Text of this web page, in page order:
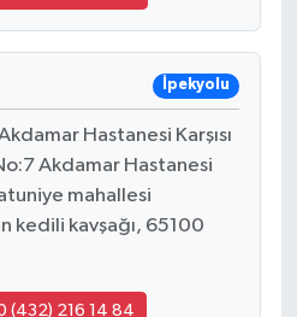
İpekyolu
Hastanesi Karşısı
Akdamar Hastanesi
mahallesi
kedili kavşağı, 65100
(432) 216 14 84